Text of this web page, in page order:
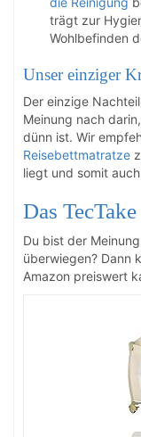
trägt zur
Wohlbefinden
Unser einziger
Der einzige
Meinung nach
dünn ist. Wir
Reisebettmatratze
liegt und somit
Das
Du bist der
überwiegen? Dann
Amazon preiswert